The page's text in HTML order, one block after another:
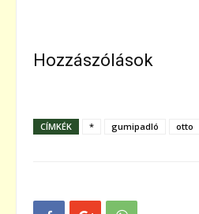
Hozzászólások
CÍMKÉK * gumipadló otto